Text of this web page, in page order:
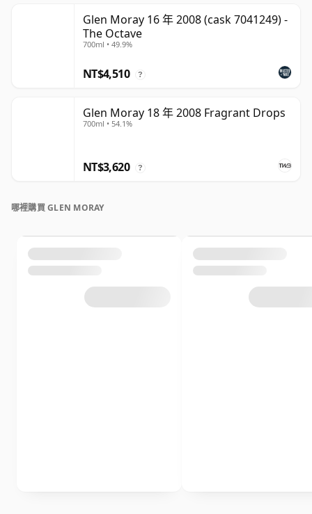
Glen Moray 16 年 2008 (cask 7041249) -
The Octave
700ml • 49.9%
NT$4,510 ?
Glen Moray 18 年 2008 Fragrant Drops
700ml • 54.1%
NT$3,620 ?
哪裡購買 GLEN MORAY